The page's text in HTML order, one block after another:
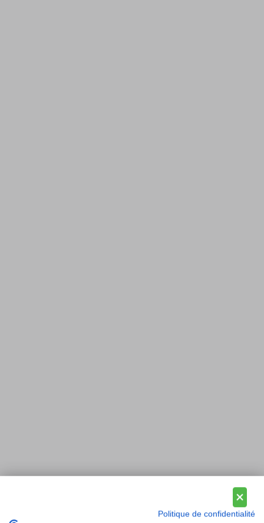
Politique de confidentialité